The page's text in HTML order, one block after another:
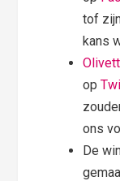
tof
kans
op
ons
De